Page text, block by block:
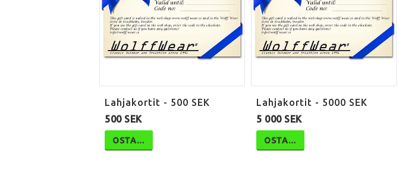
Lahjakortit - 500 SEK
500 SEK
OSTA…
Lahjakortit - 5000 SEK
5 000 SEK
OSTA…